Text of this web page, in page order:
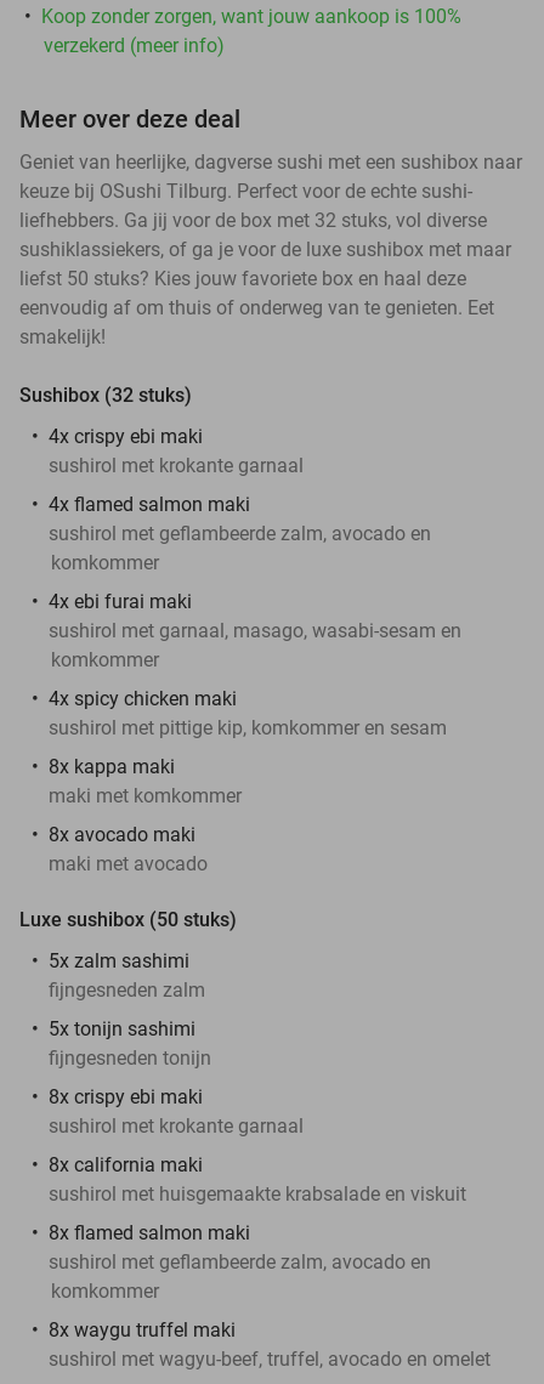
Koop zonder zorgen, want jouw aankoop is 100%
verzekerd (meer info)
Meer over deze deal
Geniet van heerlijke, dagverse sushi met een sushibox naar
keuze bij OSushi Tilburg. Perfect voor de echte sushi-
liefhebbers. Ga jij voor de box met 32 stuks, vol diverse
sushiklassiekers, of ga je voor de luxe sushibox met maar
liefst 50 stuks? Kies jouw favoriete box en haal deze
eenvoudig af om thuis of onderweg van te genieten. Eet
smakelijk!
Sushibox (32 stuks)
4x crispy ebi maki
sushirol met krokante garnaal
4x flamed salmon maki
sushirol met geflambeerde zalm, avocado en
komkommer
4x ebi furai maki
sushirol met garnaal, masago, wasabi-sesam en
komkommer
4x spicy chicken maki
sushirol met pittige kip, komkommer en sesam
8x kappa maki
maki met komkommer
8x avocado maki
maki met avocado
Luxe sushibox (50 stuks)
5x zalm sashimi
fijngesneden zalm
5x tonijn sashimi
fijngesneden tonijn
8x crispy ebi maki
sushirol met krokante garnaal
8x california maki
sushirol met huisgemaakte krabsalade en viskuit
8x flamed salmon maki
sushirol met geflambeerde zalm, avocado en
komkommer
8x waygu truffel maki
sushirol met wagyu-beef, truffel, avocado en omelet